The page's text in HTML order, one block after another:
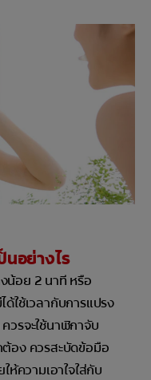
TH (TH)
อย่างไร
น้อย 2 นาที หรือ
ใช้เวลากับการแปรง
วรจะใช้นาฬิกาจับ
ต้อง ควรสะบัดข้อมือ
ห้ความเอาใจใส่กับ